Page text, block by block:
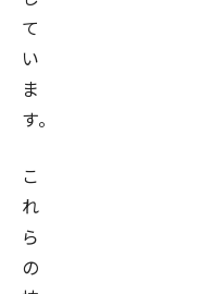
て
い
ま
す。
こ
れ
ら
の